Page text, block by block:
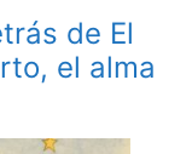
de El
el alma